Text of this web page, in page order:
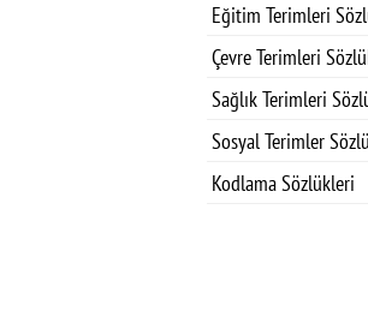
Eğitim Terimleri
Çevre Terimleri
Sağlık Terimleri
Sosyal Terimler
Kodlama Sözlükleri